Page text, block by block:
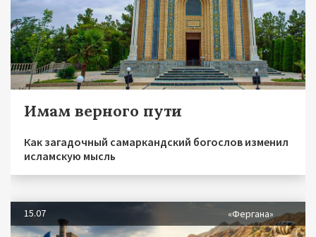
Имам верного пути
Как загадочный самаркандский богослов изменил
исламскую мысль
15.07 «Фергана»